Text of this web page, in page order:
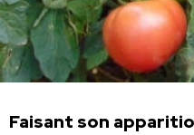
Faisant son